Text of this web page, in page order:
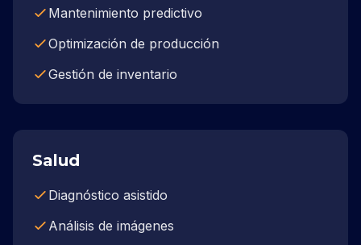
Mantenimiento predictivo
Optimización de producción
Gestión de inventario
Salud
Diagnóstico asistido
Análisis de imágenes